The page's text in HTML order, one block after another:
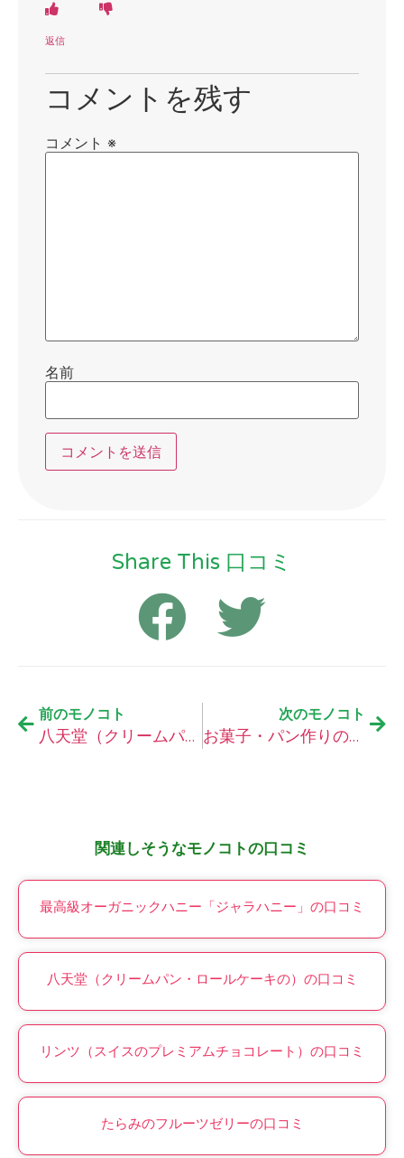
返信
コメントを残す
コメント ※
名前
Share This 口コミ
前のモノコト
八天堂（クリームパン・ロールケーキの）の口コミ
次のモノコト
お菓子・パン作りの総合サイトcottaの口コミ
関連しそうなモノコトの口コミ
最高級オーガニックハニー「ジャラハニー」の口コミ
八天堂（クリームパン・ロールケーキの）の口コミ
リンツ（スイスのプレミアムチョコレート）の口コミ
たらみのフルーツゼリーの口コミ